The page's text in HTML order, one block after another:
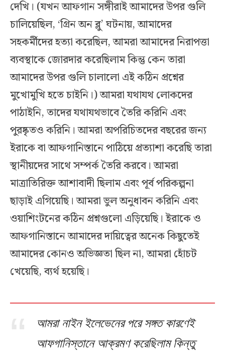
দেখি। (যখন আফগান সঙ্গীরাই আমাদের উপর গুলি
চালিয়েছিল, ‘গ্রিন অন ব্লু’ ঘটনায়, আমাদের
সহকর্মীদের হত্যা করেছিল, আমরা আমাদের নিরাপত্তা
ব্যবস্থাকে জোরদার করেছিলাম কিন্তু কেন তারা
আমাদের উপর গুলি চালালো এই কঠিন প্রশ্নের
মুখোমুখি হতে চাইনি।) আমরা যথাযথ লোকদের
পাঠাইনি, তাদের যথাযথভাবে তৈরি করিনি এবং
পুরষ্কৃতও করিনি। আমরা অপরিচিতদের বছরের জন্য
ইরাকে বা আফগানিস্তানে পাঠিয়ে প্রত্যাশা করেছি তারা
স্থানীয়দের সাথে সম্পর্ক তৈরি করবে। আমরা
মাত্রাতিরিক্ত আশাবাদী ছিলাম এবং পূর্ব পরিকল্পনা
ছাড়াই এগিয়েছি। আমরা ভুল অনুধাবন করিনি এবং
ওয়াশিংটনের কঠিন প্রশ্নগুলো এড়িয়েছি। ইরাকে ও
আফগানিস্তানে আমাদের দায়িত্বের অনেক কিছুতেই
আমাদের কোনও অভিজ্ঞতা ছিল না, আমরা হোঁচট
খেয়েছি, ব্যর্থ হয়েছি।
আমরা নাইন ইলেভেনের পরে সঙ্গত কারণেই
আফগানিস্তানে আক্রমণ করেছিলাম কিন্তু